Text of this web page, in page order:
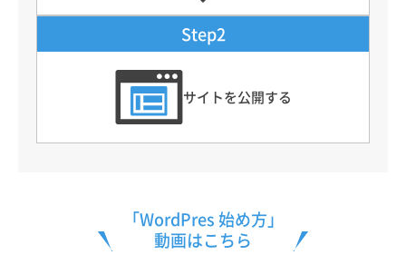
Step2
サイトを公開する
「WordPres 始め方」
動画はこちら